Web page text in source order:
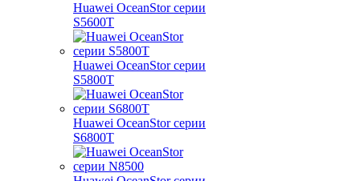
Huawei OceanStor серии
S5600T
Huawei OceanStor серии
S5800T
Huawei OceanStor серии
S6800T